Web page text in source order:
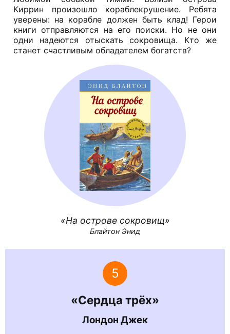
Киррин произошло кораблекрушение. Ребята
уверены: на корабле должен быть клад! Герои
книги отправляются на его поиски. Но не они
одни надеются отыскать сокровища. Кто же
станет счастливым обладателем богатств?
На острове сокровищ
Блайтон Энид
5
«Сердца трёх»
Лондон Джек